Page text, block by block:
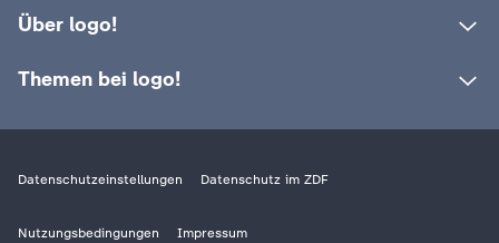
Über logo!
Themen bei logo!
Datenschutzeinstellungen Datenschutz im ZDF
Nutzungsbedingungen Impressum